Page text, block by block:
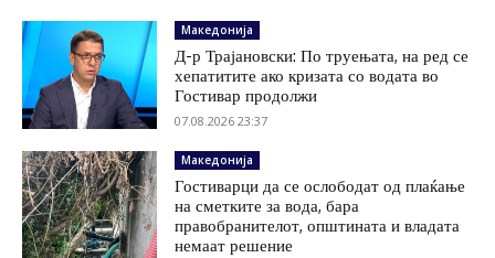
Македонија
Д-р Трајановски: По труењата, на ред се
хепатитите ако кризата со водата во
Гостивар продолжи
07.08.2026 23:37
Македонија
Гостиварци да се ослободат од плаќање
на сметките за вода, бара
правобранителот, општината и владата
немаат решение